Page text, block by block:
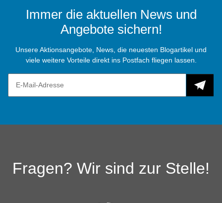
Immer die aktuellen News und
Angebote sichern!
Unsere Aktionsangebote, News, die neuesten Blogartikel und
viele weitere Vorteile direkt ins Postfach fliegen lassen.
Fragen? Wir sind zur Stelle!